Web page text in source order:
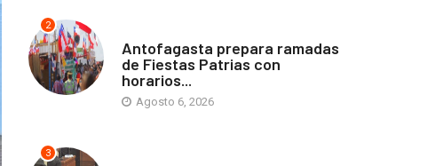
2
Antofagasta prepara ramadas
de Fiestas Patrias con
horarios...
Agosto 6, 2026
3